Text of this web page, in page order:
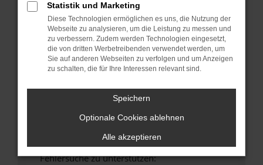
Betriebssystem auf dem neuesten Stand
sind.
Veraltete Software birgt nicht nur ein
Sicherheitsrisiko, sondern kann auch dazu
führen, dass bestimmte Funktionen nicht mehr
unterstützt werden.
Wende dich an den Webseitenbetreiber.
Wenn du alle oben genannten Schritte versucht
hast, kontaktiere uns bitte. Wir werden
versuchen, das Problem zu beheben. Du kannst
uns diesen Text schicken, um uns bei der
Fehlersuche zu unterstützen:
Statistik und Marketing
Diese Technologien ermöglichen es uns, die Nutzung der
Webseite zu analysieren, um die Leistung zu messen und
zu verbessern. Zudem werden Technologien eingesetzt,
die von dritten Werbetreibenden verwendet werden, um
Sie auf anderen Webseiten zu verfolgen und um Anzeigen
zu schalten, die für Ihre Interessen relevant sind.
Speichern
Optionale Cookies ablehnen
Alle akzeptieren